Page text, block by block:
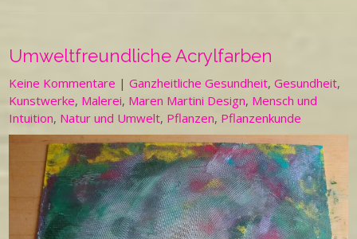
Umweltfreundliche Acrylfarben
Keine Kommentare |Ganzheitliche Gesundheit,Gesundheit,
Kunstwerke, Malerei, Maren Martini Design, Mensch und
Intuition, Natur und Umwelt, Pflanzen, Pflanzenkunde